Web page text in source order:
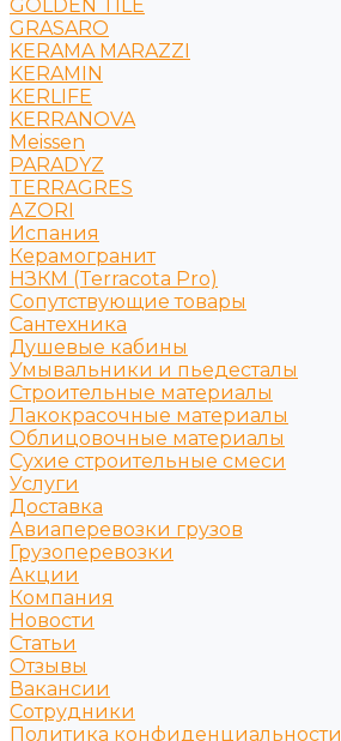
GOLDEN TILE
GRASARO
KERAMA MARAZZI
KERAMIN
KERLIFE
KERRANOVA
Meissen
PARADYZ
TERRAGRES
АZORI
Испания
Керамогранит
НЗКМ (Terracota Pro)
Сопутствующие товары
Сантехника
Душевые кабины
Умывальники и пьедесталы
Строительные материалы
Лакокрасочные материалы
Облицовочные материалы
Сухие строительные смеси
Услуги
Доставка
Авиаперевозки грузов
Грузоперевозки
Акции
Компания
Новости
Статьи
Отзывы
Вакансии
Сотрудники
Политика конфиденциальности